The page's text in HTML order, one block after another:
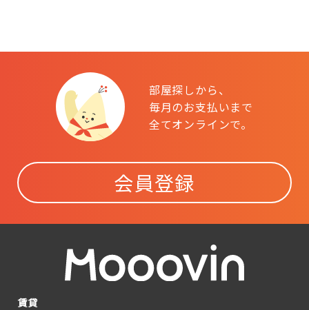
部屋探しから、
毎月のお支払いまで
全てオンラインで。
会員登録
賃貸